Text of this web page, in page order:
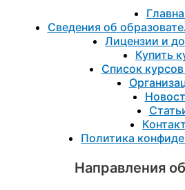
Сведения об
Лицензии и
Купить
Список
Политика
Направления